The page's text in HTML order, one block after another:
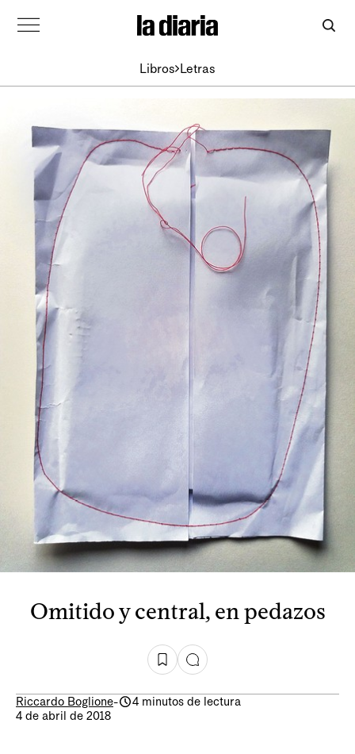
Libros Letras
Omitido y central, en pedazos
Riccardo Boglione-
4 minutos de lectura
4 de abril de 2018